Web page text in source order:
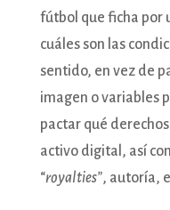
fútbol que ficha por
cuáles son las
sentido, en vez de
imagen o variables
pactar qué
activo digital, así
“royalties”, autoría,